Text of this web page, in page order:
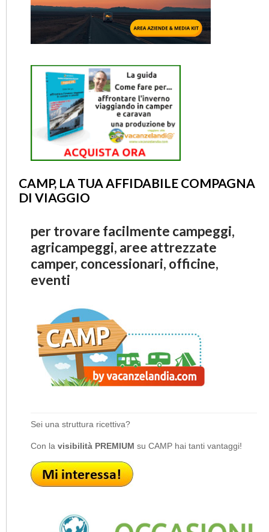
CAMP, LA TUA AFFIDABILE COMPAGNA
DI VIAGGIO
per trovare facilmente campeggi,
agricampeggi, aree attrezzate
camper, concessionari, officine,
eventi
Sei una struttura ricettiva?
Con la visibilità PREMIUM su CAMP hai tanti vantaggi!